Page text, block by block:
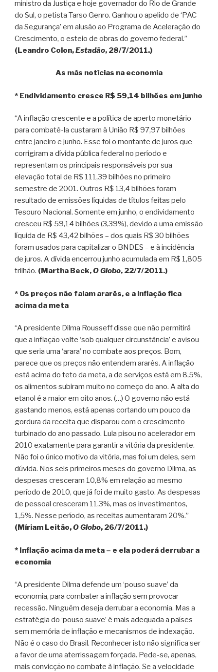
ministro da Justiça e hoje governador do Rio de Grande
do Sul, o petista Tarso Genro. Ganhou o apelido de ‘PAC
da Segurança’ em alusão ao Programa de Aceleração do
Crescimento, o esteio de obras do governo federal.”
(Leandro Colon,Estadão, 28/7/2011.)
As más notícias na economia
* Endividamento cresce R$ 59,14 bilhões em junho
“A inflação crescente e a política de aperto monetário
para combatê-la custaram à União R$ 97,97 bilhões
entre janeiro e junho. Esse foi o montante de juros que
corrigiram a dívida pública federal no período e
representam os principais responsáveis por sua
elevação total de R$ 111,39 bilhões no primeiro
semestre de 2001. Outros R$ 13,4 bilhões foram
resultado de emissões líquidas de títulos feitas pelo
Tesouro Nacional. Somente em junho, o endividamento
cresceu R$ 59,14 bilhões (3,39%), devido a uma emissão
líquida de R$ 43,42 bilhões – dos quais R$ 30 bilhões
foram usados para capitalizar o BNDES – e à incidência
de juros. A dívida encerrou junho acumulada em R$ 1,805
trilhão. (Martha Beck,O Globo, 22/7/2011.)
* Os preços não falam ararês, e a inflação fica
acima da meta
“A presidente Dilma Rousseff disse que não permitirá
que a inflação volte ‘sob qualquer circunstância’ e avisou
que seria uma ‘arara’ no combate aos preços. Bom,
parece que os preços não entendem ararês. A inflação
está acima do teto da meta, a de serviços está em 8,5%,
os alimentos subiram muito no começo do ano. A alta do
etanol é a maior em oito anos. (…) O governo não está
gastando menos, está apenas cortando um pouco da
gordura da receita que disparou com o crescimento
turbinado do ano passado. Lula pisou no acelerador em
2010 exatamente para garantir a vitória da presidente.
Não foi o único motivo da vitória, mas foi um deles, sem
dúvida. Nos seis primeiros meses do governo Dilma, as
despesas cresceram 10,8% em relação ao mesmo
período de 2010, que já foi de muito gasto. As despesas
de pessoal cresceram 11,3%, mas os investimentos,
1,5%. Nesse período, as receitas aumentaram 20%.”
(Míriam Leitão,O Globo, 26/7/2011.)
* Inflação acima da meta – e ela poderá derrubar a
economia
“A presidente Dilma defende um ‘pouso suave’ da
economia, para combater a inflação sem provocar
recessão. Ninguém deseja derrubar a economia. Mas a
estratégia do ‘pouso suave’ é mais adequada a países
sem memória de inflação e mecanismos de indexação.
Não é o caso do Brasil. Reconhecer isto não significa ser
a favor de uma aterrissagem forçada. Pede-se, apenas,
mais convicção no combate à inflação. Se a velocidade